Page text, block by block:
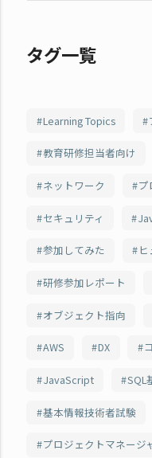
タグ一覧
Learning Topics
教育研修担当者向け
ネットワーク プ
セキュリティ
参加してみた
研修参加レポート
オブジェクト指向
AWS DX
JavaScript SQL
基本情報技術者試験
プロジェクトマネージ